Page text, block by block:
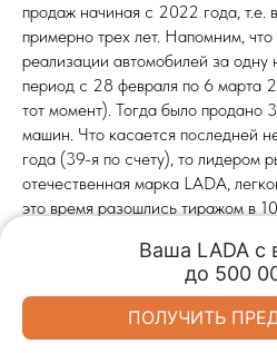
продаж начиная с 2022 года, т.е.
примерно трех лет. Напомним,
реализации автомобилей за одну
период с 28 февраля по 6 марта
тот момент). Тогда было продано
машин. Что касается последней
года (39-я по счету), то лидером
отечественная марка LADA,
это время разошлись тиражом в
Ваша LADA с
до 500
ПОЛУЧИТЬ
LADA Автопрестиж
Акции
Спецпредложения
LADA Автопрестиж